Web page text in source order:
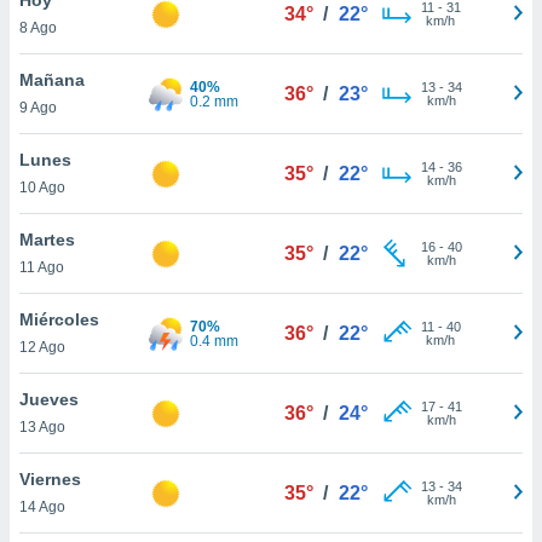
y
en
más
de
8 Ago
34° / 22° 11 - 31
km/h
Mañana
9 Ago
40%
0.2 mm
36° / 23° 13- 34
km/h
Lunes
10 Ago
35° / 22° 14- 36
km/h
Martes
11 Ago
35° / 22° 16- 40
km/h
Miércoles
12 Ago
70%
0.4 mm
36° / 22° 11 - 40
km/h
Jueves
13 Ago
36° / 24° 17- 41
km/h
Viernes
14 Ago
35° / 22° 13- 34
km/h